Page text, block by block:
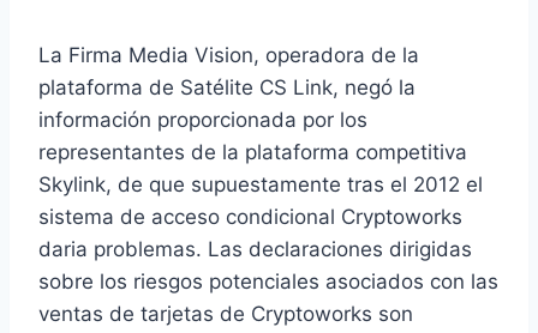
La Firma Media Vision, operadora de la
plataforma de Satélite CS Link, negó la
información proporcionada por los
representantes de la plataforma competitiva
Skylink, de que supuestamente tras el 2012 el
sistema de acceso condicional Cryptoworks
daria problemas. Las declaraciones dirigidas
sobre los riesgos potenciales asociados con las
ventas de tarjetas de Cryptoworks son